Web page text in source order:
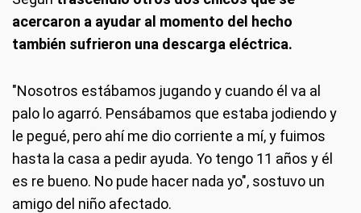
acercaron a ayudar al momento del hecho
también sufrieron una descarga eléctrica.
"Nosotros estábamos jugando y cuando él va al
palo lo agarró. Pensábamos que estaba jodiendo y
le pegué, pero ahí me dio corriente a mí, y fuimos
hasta la casa a pedir ayuda. Yo tengo 11 años y él
es re bueno. No pude hacer nada yo", sostuvo un
amigo del niño afectado.